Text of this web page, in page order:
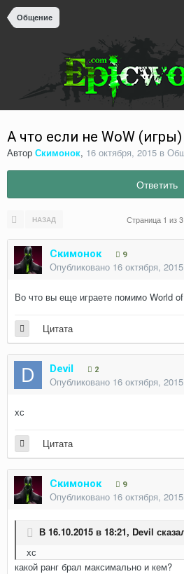
Общение
А что если не WoW (игры)
Автор Скимонок, 16 октября, 2015 в
Ответить
НАЗАД Страница 1 из 3
Скимонок 9
Опубликовано 16 октября, 2015
Во что вы еще играете помимо World
Цитата
Devil 2
Опубликовано 16 октября, 2015
хс
Цитата
Скимонок 9
Опубликовано 16 октября, 2015
В 16.10.2015 в 18:21, Devil
хс
какой ранг брал максимально и кем?